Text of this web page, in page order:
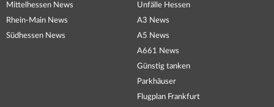
Mittelhessen News
Rhein-Main News
Südhessen News
Unfälle Hessen
A3 News
A5 News
A661 News
Günstig tanken
Parkhäuser
Flugplan Frankfurt